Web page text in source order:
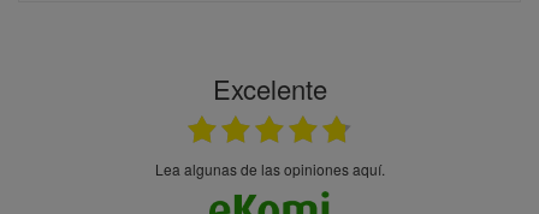
Excelente
Lea algunas de las opiniones aquí.